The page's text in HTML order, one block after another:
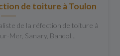
de toiture à Toulon
de la réfection de toiture à
Mer, Sanary, Bandol...